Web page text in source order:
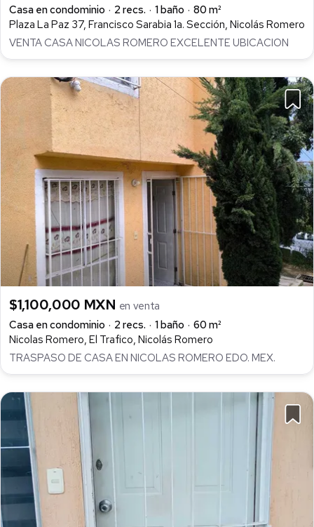
Casa en condominio
2 recs. 1 baño
80 m²
Plaza La Paz 37, Francisco Sarabia 1a. Sección, Nicolás Romero
VENTA CASA NICOLAS ROMERO EXCELENTE UBICACION
$1,100,000 MXN en venta
Casa en condominio
2 recs. 1 baño
60 m²
Nicolas Romero, El Trafico, Nicolás Romero
TRASPASO DE CASA EN NICOLAS ROMERO EDO. MEX.